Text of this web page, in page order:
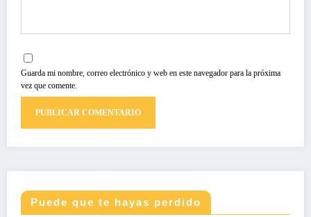
Guarda mi nombre, correo electrónico y web en este navegador para la próxima
vez que comente.
Puede que te hayas perdido